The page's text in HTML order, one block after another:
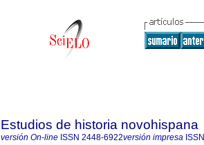
Estudios de historia novohispana
versión On-line ISSN 2448-6922versión impresa ISSN